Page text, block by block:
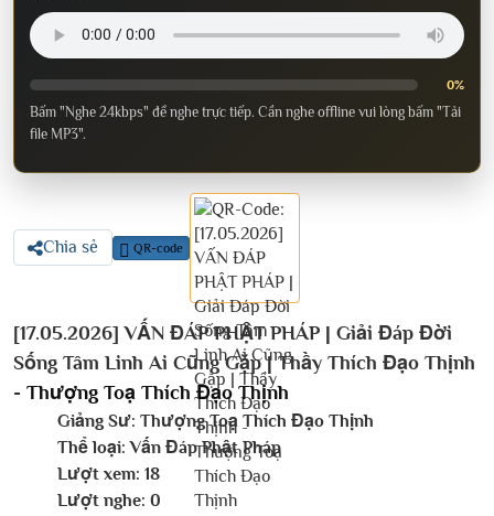
0%
Bấm "Nghe 24kbps" để nghe trực tiếp. Cần nghe offline vui lòng bấm "Tải
file MP3".
Chia sẻ QR-code
[17.05.2026] VẤN ĐÁP PHẬT PHÁP | Giải Đáp Đời
Sống Tâm Linh Ai Cũng Gặp | Thầy Thích Đạo Thịnh
- Thượng Toạ Thích Đạo Thịnh
Giảng Sư: Thượng Toạ Thích Đạo Thịnh
Thể loại: Vấn Đáp Phật Pháp
Lượt xem: 18
Lượt nghe: 0